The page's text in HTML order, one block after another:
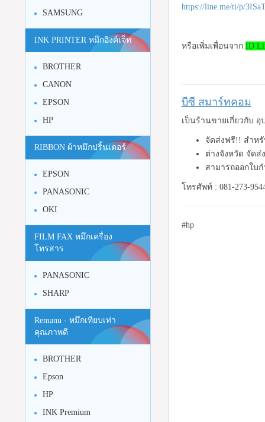
https://line.me/ti/p/
หรือเพิ่มเพื่อนจาก ID
บีซี สมาร์ทคอม
เป็นร้านขายเกี่ยวกับ
จัดส่งฟรี!! สำห
ต่างจังหวัด จัดส่
สามารถออกใบ
โทรศัพท์ : 081-273-
#hp
SAMSUNG
INK PRINTER หมึกอิงค์เจ็ท
BROTHER
CANON
EPSON
HP
RIBBON ผ้าหมึกปริ้นเตอร์
EPSON
PANASONIC
OKI
FILM FAX หมึกเครื่อง
โทรสาร
PANASONIC
SHARP
Remanu - หมึกเทียบเท่า
คุณภาพดี
BROTHER
Epson
HP
INK Premium